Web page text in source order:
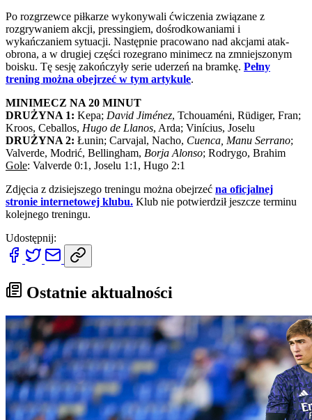
Po rozgrzewce piłkarze wykonywali ćwiczenia związane z
rozgrywaniem akcji, pressingiem, dośrodkowaniami i
wykańczaniem sytuacji. Następnie pracowano nad akcjami atak-
obrona, a w drugiej części rozegrano minimecz na zmniejszonym
boisku. Tę sesję zakończyły serie uderzeń na bramkę. Pełny
trening można obejrzeć w tym artykule.
MINIMECZ NA 20 MINUT
DRUŻYNA 1: Kepa; David Jiménez, Tchouaméni, Rüdiger, Fran;
Kroos, Ceballos, Hugo de Llanos, Arda; Vinícius, Joselu
DRUŻYNA 2: Łunin; Carvajal, Nacho, Cuenca, Manu Serrano;
Valverde, Modrić, Bellingham, Borja Alonso; Rodrygo, Brahim
Gole: Valverde 0:1, Joselu 1:1, Hugo 2:1
Zdjęcia z dzisiejszego treningu można obejrzeć na oficjalnej
stronie internetowej klubu. Klub nie potwierdził jeszcze terminu
kolejnego treningu.
Udostępnij:
Ostatnie aktualności